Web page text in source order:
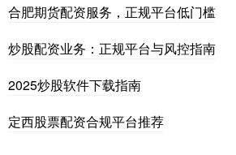
合肥期货配资服务，正规平台低门槛
炒股配资业务：正规平台与风控指南
2025炒股软件下载指南
定西股票配资合规平台推荐